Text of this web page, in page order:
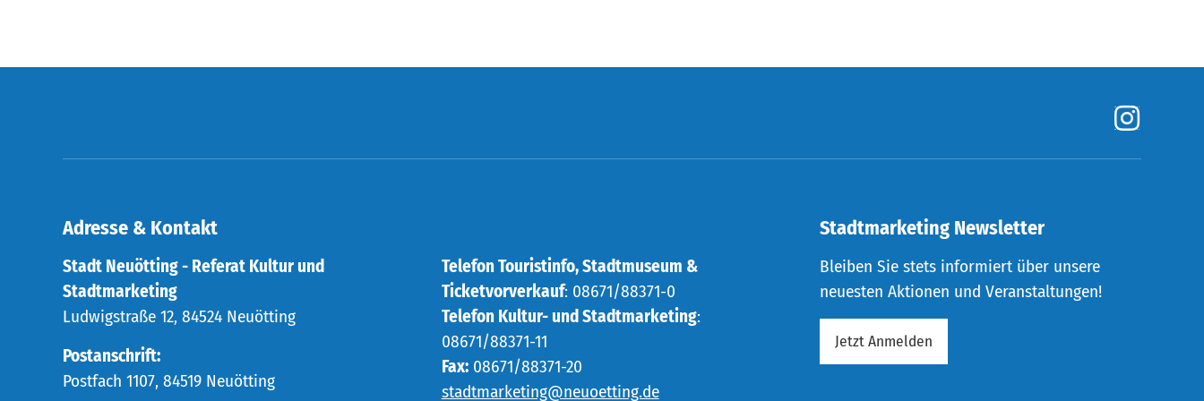
Adresse & Kontakt
Stadt Neuötting - Referat Kultur und
Stadtmarketing
Ludwigstraße 12, 84524 Neuötting
Postanschrift:
Postfach 1107, 84519 Neuötting
Telefon Touristinfo, Stadtmuseum &
Ticketvorverkauf: 08671/88371-0
Telefon Kultur- und Stadtmarketing:
08671/88371-11
Fax:08671/88371-20
stadtmarketing@neuoetting.de
Stadtmarketing Newsletter
Bleiben Sie stets informiert über unsere
neuesten Aktionen und Veranstaltungen!
Jetzt Anmelden